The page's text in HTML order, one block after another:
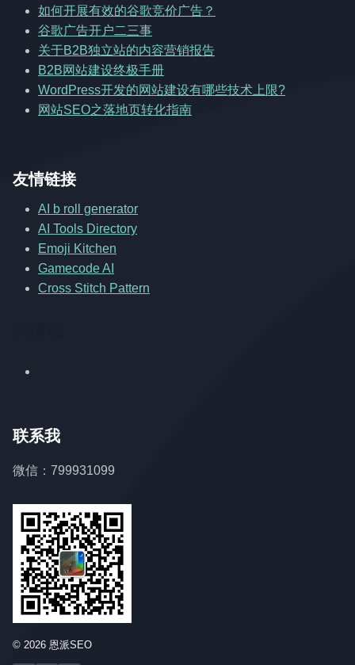
如何开展有效的谷歌竞价广告？
谷歌广告开户二三事
关于B2B独立站的内容营销报告
B2B网站建设终极手册
WordPress开发的网站建设有哪些技术上限?
网站SEO之落地页转化指南
友情链接
AI b roll generator
AI Tools Directory
Emoji Kitchen
Gamecode AI
Cross Stitch Pattern
联系我
微信：799931099
© 2026 恩派SEO